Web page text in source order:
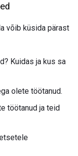
võib küsida pärast
Kuidas ja kus sa
olete töötanud.
töötanud ja teid